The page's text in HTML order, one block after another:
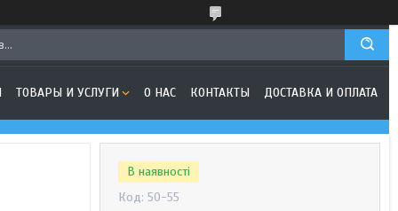
ТОВАРЫ И УСЛУГИ О НАС КОНТАКТЫ ДОСТАВКА И ОПЛАТА
В наявності
Код: 50-55